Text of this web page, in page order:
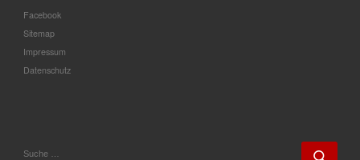
Facebook
Sitemap
Impressum
Datenschutz